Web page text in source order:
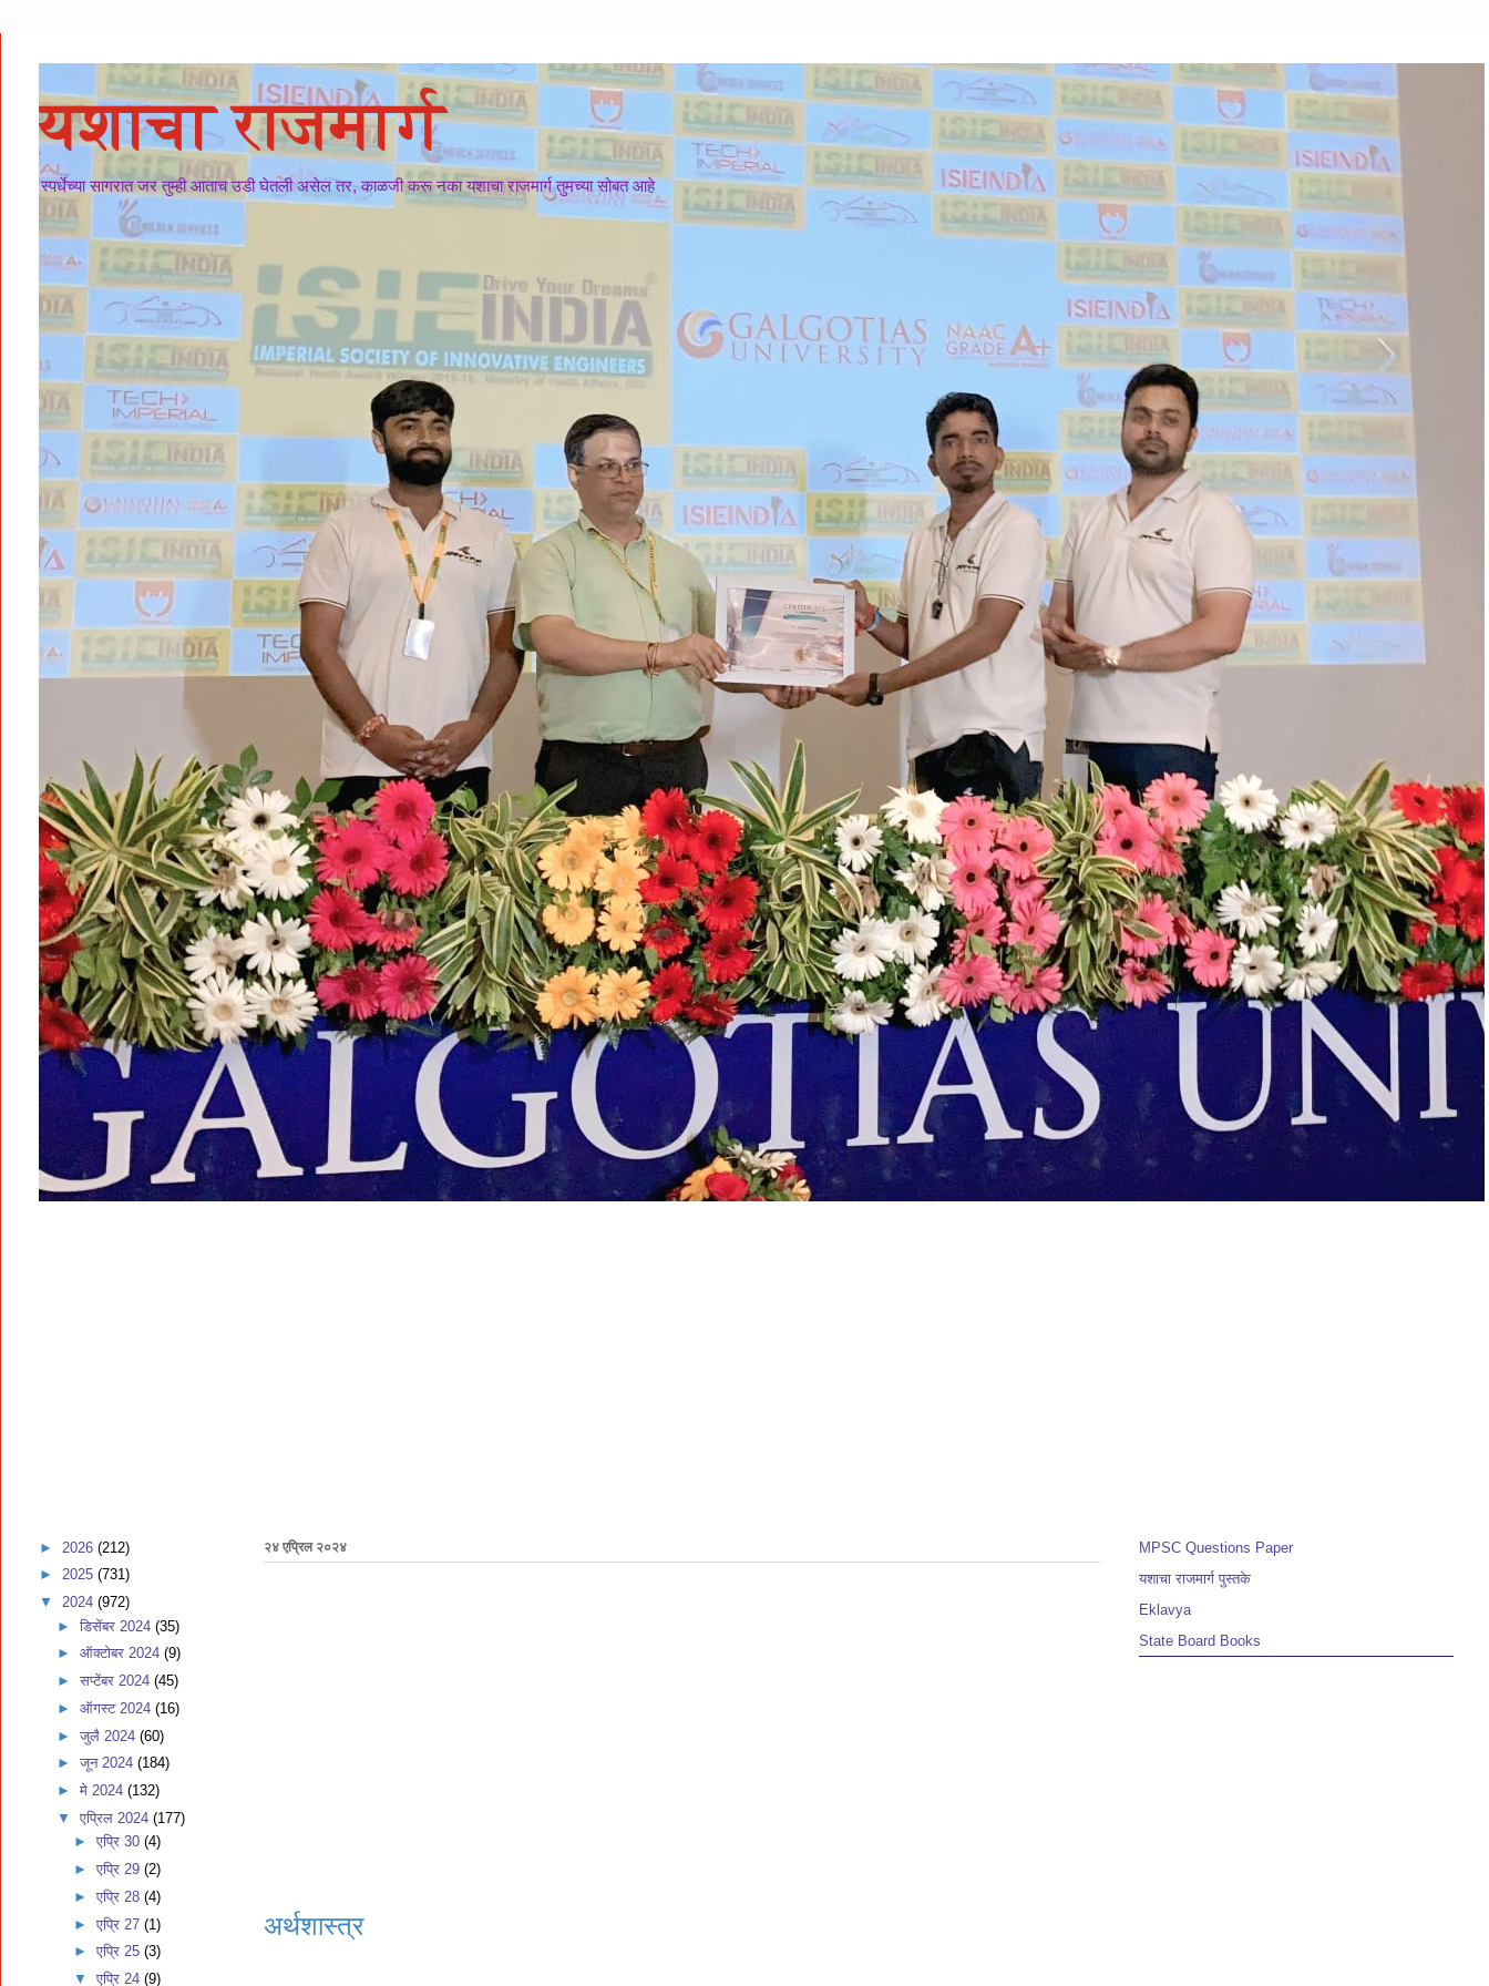
यशाचा राजमार्ग
स्पर्धेच्या सागरात जर तुम्ही आताच उडी घेतली असेल तर, काळजी करू नका यशाचा राजमार्ग तुमच्या सोबत आहे
२४ एप्रिल २०२४
अर्थशास्त्र
► 2026 (212)
► 2025 (731)
▼ 2024 (972)
► डिसेंबर 2024 (35)
► ऑक्टोबर 2024 (9)
► सप्टेंबर 2024 (45)
► ऑगस्ट 2024 (16)
► जुलै 2024 (60)
► जून 2024 (184)
► मे 2024 (132)
▼ एप्रिल 2024 (177)
►एप्रि 30(4)
►एप्रि 29(2)
►एप्रि 28(4)
►एप्रि 27(1)
►एप्रि 25(3)
▼एप्रि 24(9)
MPSC Questions Paper
यशाचा राजमार्ग पुस्तके
Eklavya
State Board Books